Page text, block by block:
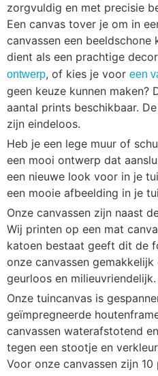
zorgvuldig en met precisie
Een canvas tover je om in
canvassen een
dient als een prachtige
ontwerp, of kies je voor een
geen keuze kunnen maken?
aantal prints beschikbaar.
zijn eindeloos.
Heb je een lege muur of
een mooi ontwerp dat
een nieuwe look voor in je
een mooie afbeelding in je
Onze canvassen zijn naast
Wij printen op een mat
katoen bestaat geeft dit de
onze canvassen
geurloos en milieuvriendelijk.
Onze tuincanvas is
geïmpregneerde
canvassen waterafstotend
tegen een stootje en
Voor onze canvassen zijn